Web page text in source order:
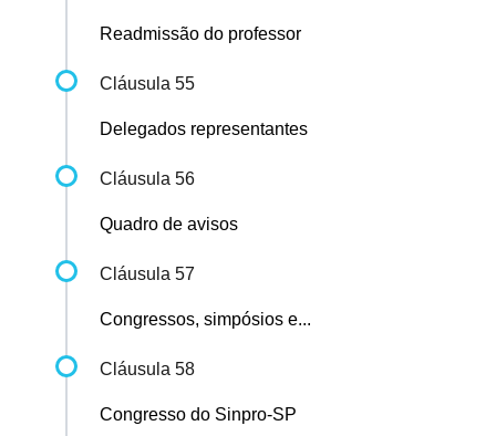
Readmissão do professor
Cláusula 55
Delegados representantes
Cláusula 56
Quadro de avisos
Cláusula 57
Congressos, simpósios e...
Cláusula 58
Congresso do Sinpro-SP